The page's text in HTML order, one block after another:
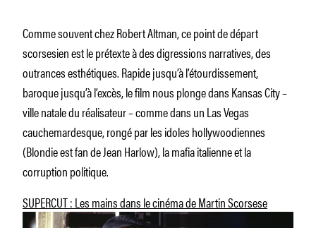
Comme souvent chez Robert Altman, ce point de départ
scorsesien est le prétexte à des digressions narratives, des
outrances esthétiques. Rapide jusqu’à l’étourdissement,
baroque jusqu’à l’excès, le film nous plonge dans Kansas City –
ville natale du réalisateur – comme dans un Las Vegas
cauchemardesque, rongé par les idoles hollywoodiennes
(Blondie est fan de Jean Harlow), la mafia italienne et la
corruption politique.
SUPERCUT : Les mains dans le cinéma de Martin Scorsese